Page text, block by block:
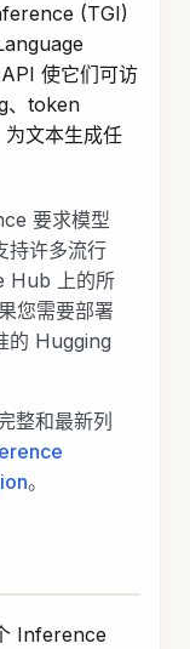
(TGI)
使它们可访
、token
文本生成任
要求模型
持许多流行
Hub 上的所
您需要部署
的 Hugging
整和最新列
。
Inference